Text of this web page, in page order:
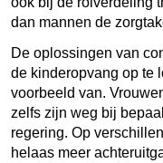
dan mannen de
De oplossingen van
de kinderopvang op te
voorbeeld van.
zelfs zijn weg bij
regering. Op
helaas meer